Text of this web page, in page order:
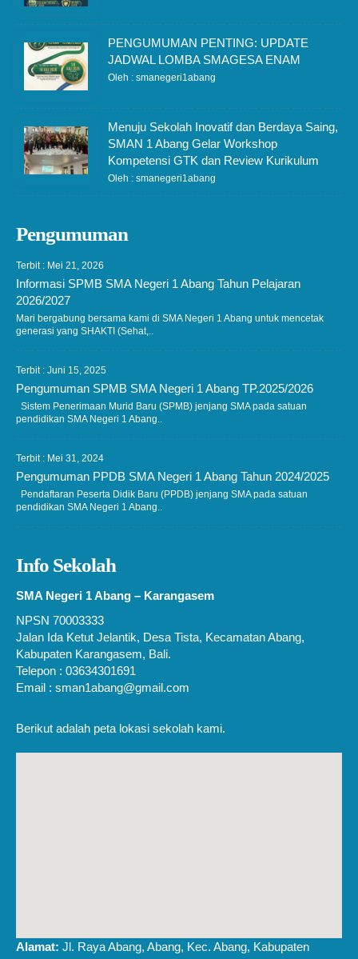
PENGUMUMAN PENTING: UPDATE
JADWAL LOMBA SMAGESA ENAM
Oleh : smanegeri1abang
Menuju Sekolah Inovatif dan Berdaya Saing,
SMAN 1 Abang Gelar Workshop
Kompetensi GTK dan Review Kurikulum
Oleh : smanegeri1abang
Pengumuman
Terbit : Mei 21, 2026
Informasi SPMB SMA Negeri 1 Abang Tahun Pelajaran
2026/2027
Mari bergabung bersama kami di SMA Negeri 1 Abang untuk mencetak
generasi yang SHAKTI (Sehat,..
Terbit : Juni 15, 2025
Pengumuman SPMB SMA Negeri 1 Abang TP.2025/2026
Sistem Penerimaan Murid Baru (SPMB) jenjang SMA pada satuan
pendidikan SMA Negeri 1 Abang..
Terbit : Mei 31, 2024
Pengumuman PPDB SMA Negeri 1 Abang Tahun 2024/2025
Pendaftaran Peserta Didik Baru (PPDB) jenjang SMA pada satuan
pendidikan SMA Negeri 1 Abang..
Info Sekolah
SMA Negeri 1 Abang – Karangasem
NPSN 70003333
Jalan Ida Ketut Jelantik, Desa Tista, Kecamatan Abang,
Kabupaten Karangasem, Bali.
Telepon : 03634301691
Email : sman1abang@gmail.com
Berikut adalah peta lokasi sekolah kami.
Alamat: Jl. Raya Abang, Abang, Kec. Abang, Kabupaten